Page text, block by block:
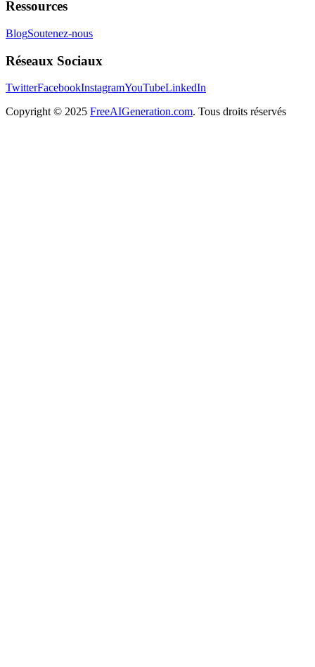
Ressources
BlogSoutenez-nous
Réseaux Sociaux
TwitterFacebookInstagramYouTubeLinkedIn
Copyright © 2025 FreeAIGeneration.com. Tous droits réservés